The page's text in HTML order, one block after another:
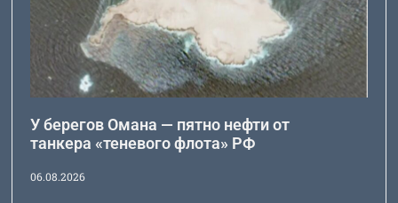
У берегов Омана — пятно нефти от
танкера «теневого флота» РФ
06.08.2026